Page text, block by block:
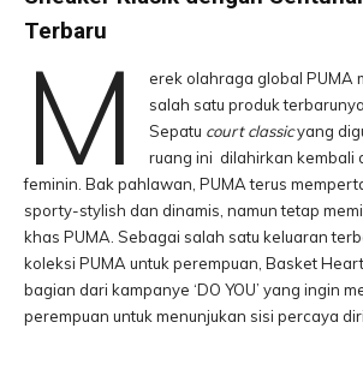
Terbaru
M
erek olahraga global PUMA
salah satu produk
Sepatu court classicyang
ruang ini dilahirkan kembali
feminin. Bak pahlawan, PUMA terus
sporty-stylish dan dinamis, namun tetap
khas PUMA. Sebagai salah satu keluaran
koleksi PUMA untuk perempuan, Basket
bagian dari kampanye ‘DO YOU’ yang ingin
perempuan untuk menunjukan sisi percaya